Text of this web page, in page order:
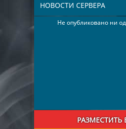
НОВОСТИ СЕРВЕРА
Не опубликовано ни
РАЗМЕСТИТЬ